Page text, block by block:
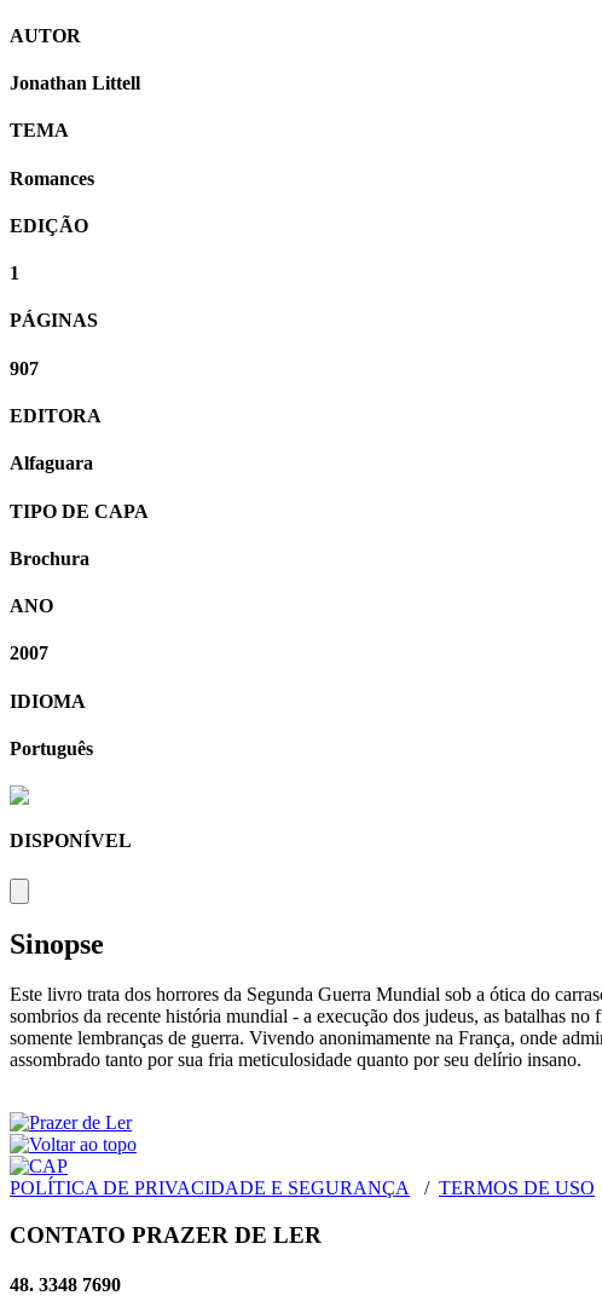
AUTOR
Jonathan Littell
TEMA
Romances
EDIÇÃO
1
PÁGINAS
907
EDITORA
Alfaguara
TIPO DE CAPA
Brochura
ANO
2007
IDIOMA
Português
DISPONÍVEL
Sinopse
Este livro trata dos horrores da Segunda Guerra Mundial sob a ótica do
sombrios da recente história mundial - a execução dos judeus, as batalhas
somente lembranças de guerra. Vivendo anonimamente na França, onde
assombrado tanto por sua fria meticulosidade quanto por seu delírio insano.
POLÍTICA DE PRIVACIDADE E SEGURANÇA / TERMOS DE USO
CONTATO PRAZER DE LER
48. 3348 7690